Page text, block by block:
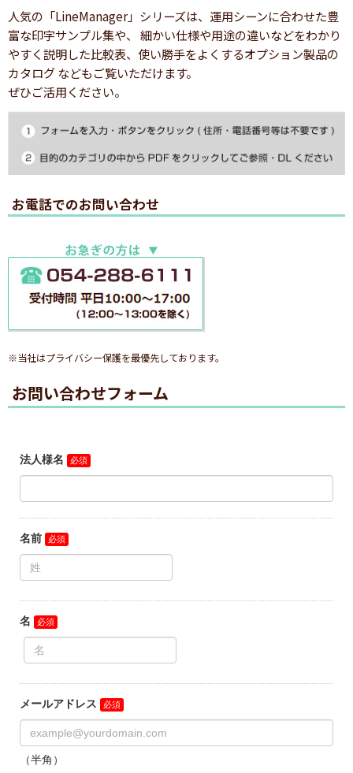
人気の「LineManager」シリーズは、運用シーンに合わせた豊
富な印字サンプル集や、 細かい仕様や用途の違いなどをわかり
やすく説明した比較表、使い勝手をよくするオプション製品の
カタログ などもご覧いただけます。
ぜひご活用ください。
お電話でのお問い合わせ
※当社はプライバシー保護を最優先しております。
お問い合わせフォーム